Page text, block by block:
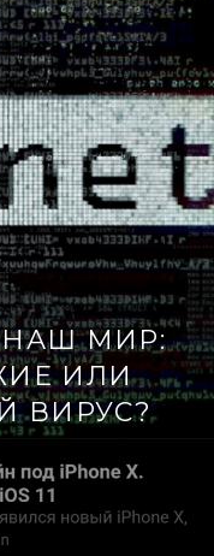
НАШ МИР:
ИЛИ
ВИРУС?